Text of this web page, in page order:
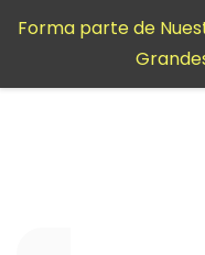
contenido
Forma parte de